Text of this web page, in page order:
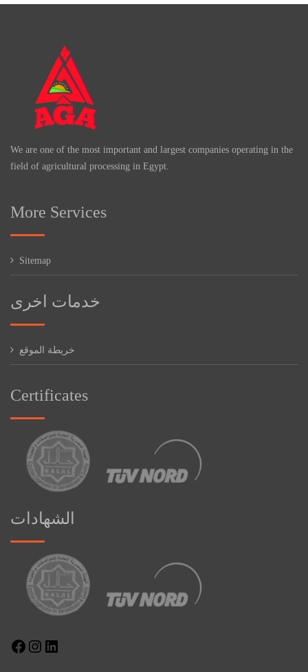
We are one of the most important and largest companies operating in the
field of agricultural processing in Egypt.
More Services
Sitemap
خدمات اخرى
خريطة الموقع
Certificates
الشهادات
FacebookInstagram